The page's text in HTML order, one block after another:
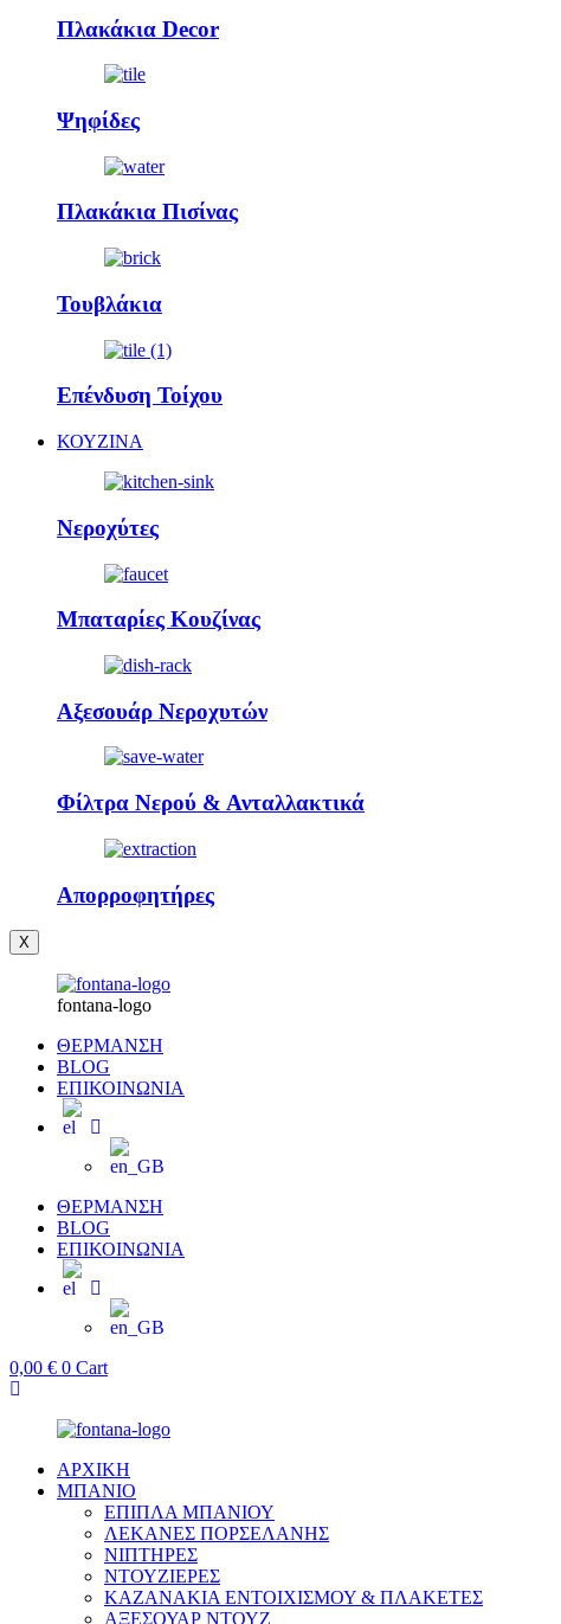
Πλακάκια Decor
Ψηφίδες
Πλακάκια Πισίνας
Τουβλάκια
Επένδυση Τοίχου
ΚΟΥΖΙΝΑ
Νεροχύτες
Μπαταρίες Κουζίνας
Αξεσουάρ Νεροχυτών
Φίλτρα Νερού & Ανταλλακτικά
Απορροφητήρες
X
fontana-logo
ΘΕΡΜΑΝΣΗ
BLOG
ΕΠΙΚΟΙΝΩΝΙΑ
ΘΕΡΜΑΝΣΗ
BLOG
ΕΠΙΚΟΙΝΩΝΙΑ
0,00 € 0 Cart
ΑΡΧΙΚΗ
ΜΠΑΝΙΟ
ΕΠΙΠΛΑ ΜΠΑΝΙΟΥ
ΛΕΚΑΝΕΣ ΠΟΡΣΕΛΑΝΗΣ
ΝΙΠΤΗΡΕΣ
ΝΤΟΥΖΙΕΡΕΣ
ΚΑΖΑΝΑΚΙΑ ΕΝΤΟΙΧΙΣΜΟΥ & ΠΛΑΚΕΤΕΣ
ΑΞΕΣΟΥΑΡ ΝΤΟΥΖ